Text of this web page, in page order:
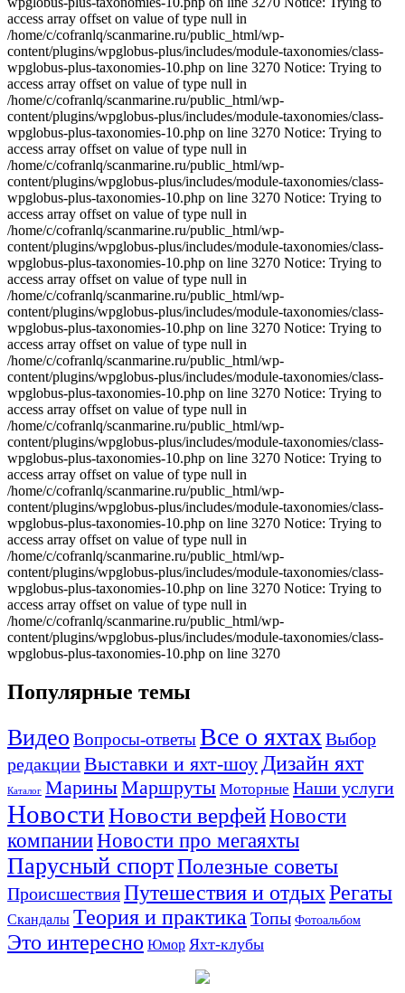
Популярные темы
Видео Вопросы-ответыВсе о яхтах Выбор
редакцииВыставки и яхт-шоу Дизайн яхт
Каталог МариныМаршруты Моторные Наши услуги
НовостиНовости верфейНовости
компанииНовости про мегаяхты
Парусный спортПолезные советы
ПроисшествияПутешествия и отдыхРегаты
Скандалы Теория и практика Топы Фотоальбом
Это интересно Юмор Яхт-клубы